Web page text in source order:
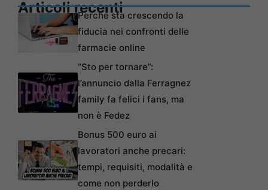
Articoli recentiPerché sta crescendo la
fiducia nei confronti delle
farmacie online
“Sto per tornare”:
l’annuncio dalla Ferragnez
family fa felici i fans, ma
non è Fedez
Bonus 500 euro ai
lavoratori anche precari:
tempi, requisiti, modalità e
come non perderlo